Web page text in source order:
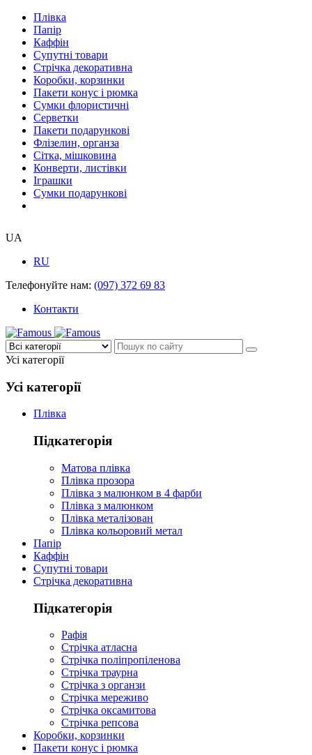
Плівка
Папір
Каффін
Супутні товари
Стрічка декоративна
Коробки, корзинки
Пакети конус і рюмка
Сумки флористичні
Серветки
Пакети подарункові
Флізелин, органза
Сітка, мішковина
Конверти, листівки
Іграшки
Сумки подарункові
UA
RU
Телефонуйте нам: (097) 372 69 83
Контакти
Усі категорії
Усі категорії
Плівка
Підкатегорія
Матова плівка
Плівка прозора
Плівка з малюнком в 4 фарби
Плівка з малюнком
Плівка металізован
Плівка кольоровий метал
Папір
Каффін
Супутні товари
Стрічка декоративна
Підкатегорія
Рафія
Стрічка атласна
Стрічка поліпропіленова
Стрічка траурна
Стрічка з органзи
Стрічка мереживо
Стрічка оксамитова
Стрічка репсова
Коробки, корзинки
Пакети конус і рюмка